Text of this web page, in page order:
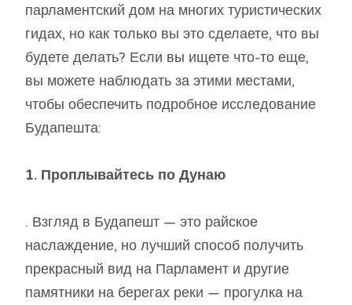
парламентский дом на многих туристических
гидах, но как только вы это сделаете, что вы
будете делать? Если вы ищете что-то еще,
вы можете наблюдать за этими местами,
чтобы обеспечить подробное исследование
Будапешта:
1. Проплывайтесь по Дунаю
. Взгляд в Будапешт — это райское
наслаждение, но лучший способ получить
прекрасный вид на Парламент и другие
памятники на берегах реки — прогулка на